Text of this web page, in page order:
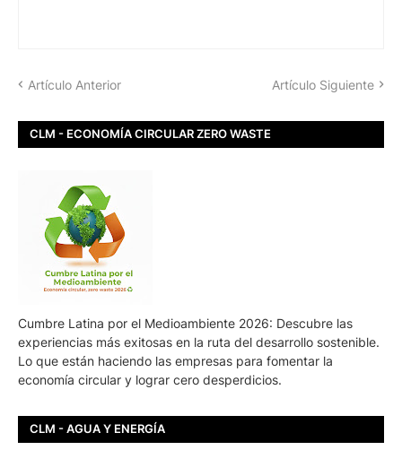
Artículo Anterior Artículo Siguiente
CLM - ECONOMÍA CIRCULAR ZERO WASTE
Cumbre Latina por el Medioambiente 2026: Descubre las
experiencias más exitosas en la ruta del desarrollo sostenible.
Lo que están haciendo las empresas para fomentar la
economía circular y lograr cero desperdicios.
CLM - AGUA Y ENERGÍA